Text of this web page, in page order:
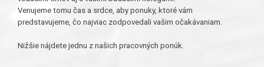
Venujeme tomu čas a srdce, aby ponuky, ktoré vám
predstavujeme, čo najviac zodpovedali vašim očakávaniam.
Nižšie nájdete jednu z našich pracovných ponúk.